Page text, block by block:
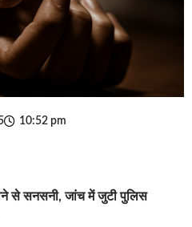
10:52 pm
से सनसनी, जांच में जुटी पुलिस